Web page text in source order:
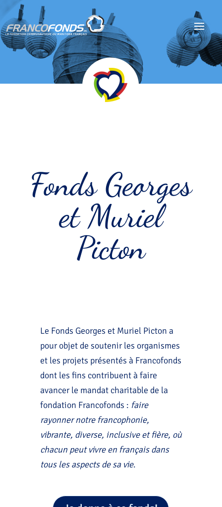
Fonds Georges
et Muriel
Picton
Le Fonds Georges et Muriel Picton a
pour objet de soutenir les organismes
et les projets présentés à Francofonds
dont les fins contribuent à faire
avancer le mandat charitable de la
fondation Francofonds : faire
rayonner notre francophonie,
vibrante, diverse, inclusive et fière, où
chacun peut vivre en français dans
tous les aspects de sa vie.